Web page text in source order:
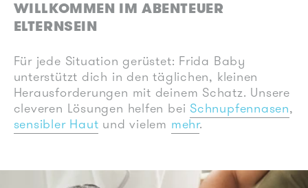
WILLKOMMEN IM ABENTEUER
ELTERNSEIN
Für jede Situation gerüstet: Frida Baby
unterstützt dich in den täglichen, kleinen
Herausforderungen mit deinem Schatz. Unsere
cleveren Lösungen helfen bei Schnupfennasen,
sensibler Haut und vielem mehr.